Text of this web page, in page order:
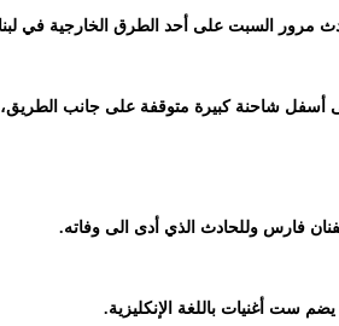
أسفل شاحنة كبيرة متوقفة على جانب الطريق،
فارس وللحادث الذي أدى الى وفاته.
ست أغنيات باللغة الإنكليزية.